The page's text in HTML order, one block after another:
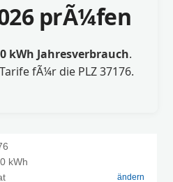
prÃ¼fen
kWh Jahresverbrauch.
fÃ¼r die PLZ 37176.